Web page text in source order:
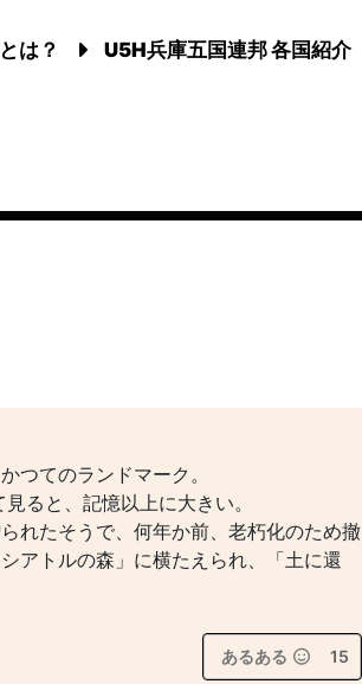
は？ U5H兵庫五国連邦 各国紹介
つてのランドマーク。
ると、記憶以上に大きい。
れたそうで、何年か前、老朽化のため撤
アトルの森」に横たえられ、「土に還
あるある 15